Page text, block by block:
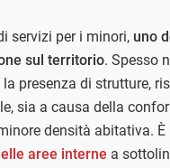
servizi per i minori, uno
sul territorio. Spesso
presenza di strutture,
sia a causa della
densità abitativa. È
aree interne a